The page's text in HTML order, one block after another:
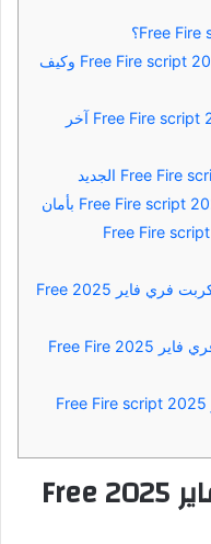
فوائد استخدام سكربت فري فاير 2025 Free Fire script وكيف
كيفية تحميل سكربت فري فاير 2025 Free Fire script آخر
مقارنة بين سكربت فري فاير 2025 Free Fire script
نصائح لتجنب الحظر أثناء استخدام سكربت فري فاير 2025 Free
أشهر الأسئلة الشائعة حول سكربت فري فاير 2025 Free Fire
خاتمة: هل يستحق سكربت فري فاير 2025 Free Fire script
ما هو سكربت فري فاير 2025 Free